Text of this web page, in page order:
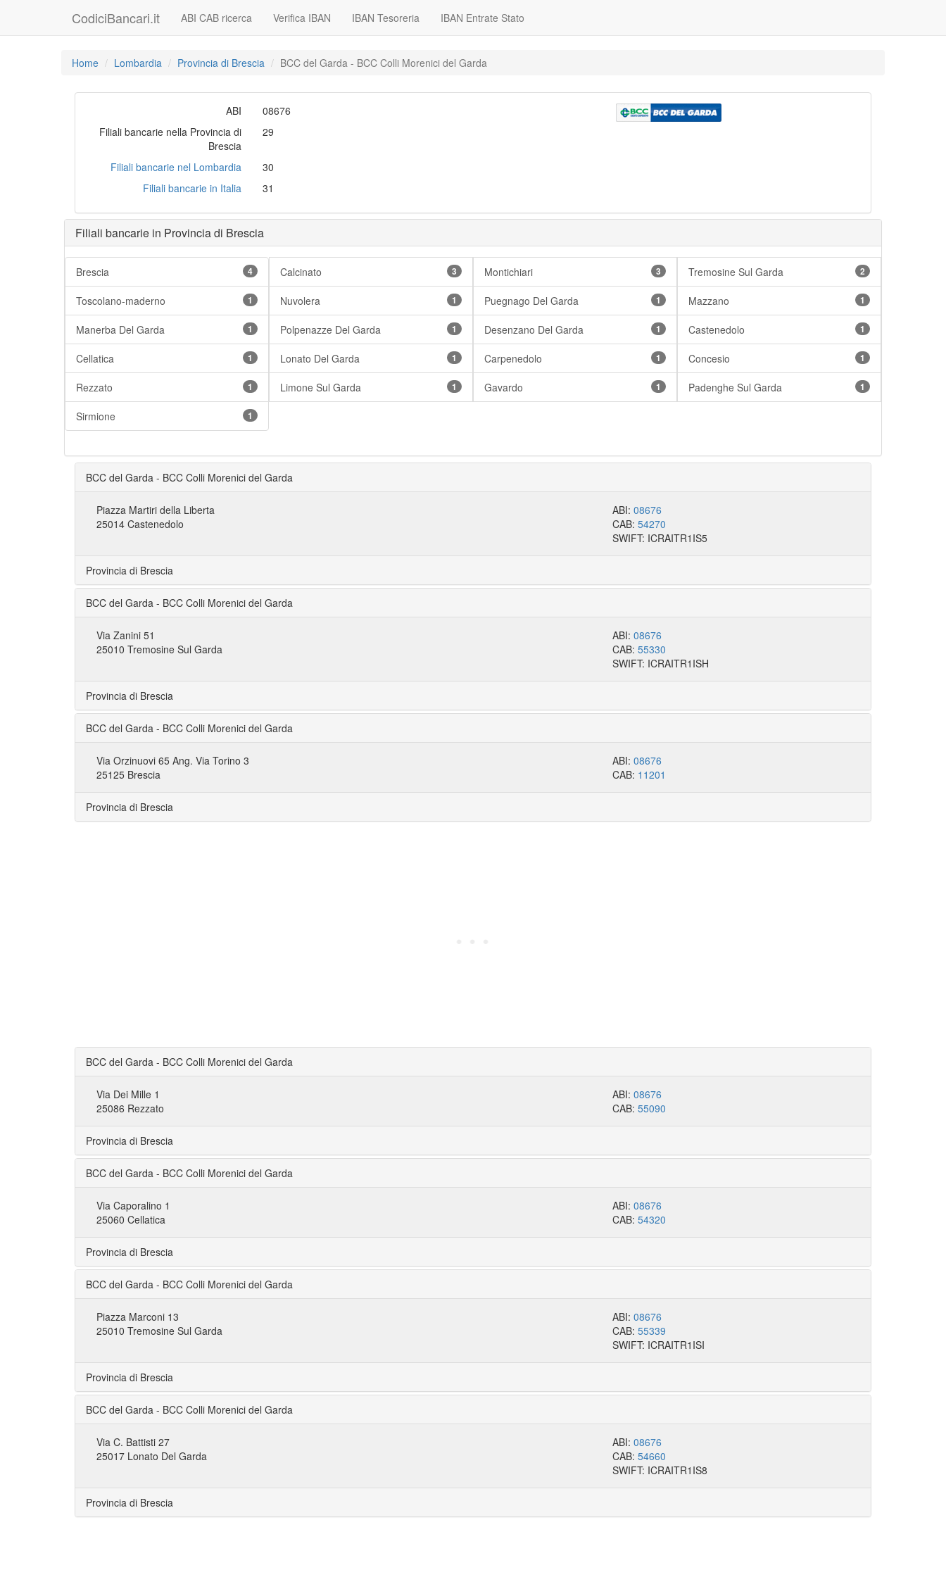
CodiciBancari.it ABI CAB ricerca Verifica IBAN IBAN Tesoreria IBAN Entrate Stato
Home Lombardia Provincia di Brescia BCC del Garda - BCC Colli Morenici del Garda
ABI
08676
Filiali bancarie nella Provincia di
Brescia
29
Filiali bancarie nel Lombardia
30
Filiali bancarie in Italia
31
Filiali bancarie in Provincia di Brescia
Brescia 4 Calcinato 3 Montichiari 3 Tremosine Sul Garda 2
Toscolano-maderno 1 Nuvolera 1 Puegnago Del Garda 1 Mazzano 1
Manerba Del Garda 1 Polpenazze Del Garda 1 Desenzano Del Garda 1 Castenedolo 1
Cellatica 1 Lonato Del Garda 1 Carpenedolo 1 Concesio 1
Rezzato 1 Limone Sul Garda 1 Gavardo 1 Padenghe Sul Garda 1
Sirmione 1
BCC del Garda - BCC Colli Morenici del Garda
Piazza Martiri della Liberta
25014 Castenedolo
ABI:08676
CAB:54270
SWIFT: ICRAITR1IS5
Provincia di Brescia
BCC del Garda - BCC Colli Morenici del Garda
Via Zanini 51
25010 Tremosine Sul Garda
ABI:08676
CAB:55330
SWIFT: ICRAITR1ISH
Provincia di Brescia
BCC del Garda - BCC Colli Morenici del Garda
Via Orzinuovi 65 Ang. Via Torino 3
25125 Brescia
ABI:08676
CAB: 11201
Provincia di Brescia
BCC del Garda - BCC Colli Morenici del Garda
Via Dei Mille 1
25086 Rezzato
ABI:08676
CAB:55090
Provincia di Brescia
BCC del Garda - BCC Colli Morenici del Garda
Via Caporalino 1
25060 Cellatica
ABI:08676
CAB:54320
Provincia di Brescia
BCC del Garda - BCC Colli Morenici del Garda
Piazza Marconi 13
25010 Tremosine Sul Garda
ABI:08676
CAB:55339
SWIFT: ICRAITR1ISI
Provincia di Brescia
BCC del Garda - BCC Colli Morenici del Garda
Via C. Battisti 27
25017 Lonato Del Garda
ABI:08676
CAB:54660
SWIFT: ICRAITR1IS8
Provincia di Brescia